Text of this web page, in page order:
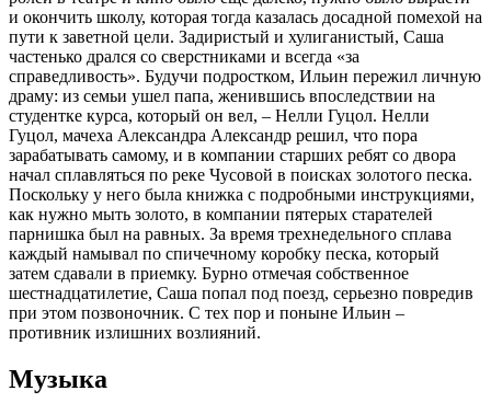
и окончить школу, которая тогда казалась досадной помехой на
пути к заветной цели. Задиристый и хулиганистый, Саша
частенько дрался со сверстниками и всегда «за
справедливость». Будучи подростком, Ильин пережил личную
драму: из семьи ушел папа, женившись впоследствии на
студентке курса, который он вел, – Нелли Гуцол. Нелли
Гуцол, мачеха Александра Александр решил, что пора
зарабатывать самому, и в компании старших ребят со двора
начал сплавляться по реке Чусовой в поисках золотого песка.
Поскольку у него была книжка с подробными инструкциями,
как нужно мыть золото, в компании пятерых старателей
парнишка был на равных. За время трехнедельного сплава
каждый намывал по спичечному коробку песка, который
затем сдавали в приемку. Бурно отмечая собственное
шестнадцатилетие, Саша попал под поезд, серьезно повредив
при этом позвоночник. С тех пор и поныне Ильин –
противник излишних возлияний.
Музыка